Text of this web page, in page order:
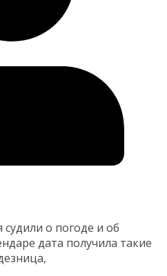
о погоде и об
дата получила такие